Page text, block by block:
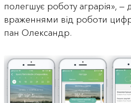
полегшує роботу аграрія», —
враженнями від роботи
пан Олександр.